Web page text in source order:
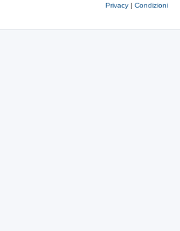
Privacy | Condizioni